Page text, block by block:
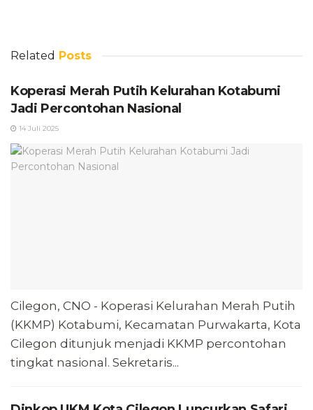
Related Posts
Koperasi Merah Putih Kelurahan Kotabumi
Jadi Percontohan Nasional
14 Juli 2025
Cilegon, CNO - Koperasi Kelurahan Merah Putih
(KKMP) Kotabumi, Kecamatan Purwakarta, Kota
Cilegon ditunjuk menjadi KKMP percontohan
tingkat nasional. Sekretaris...